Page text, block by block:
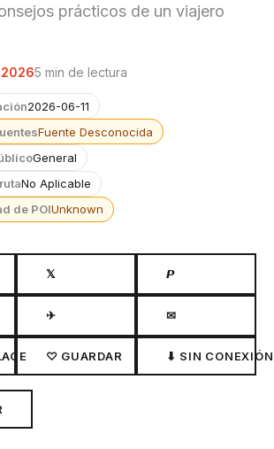
prácticos de un viajero
5 min de lectura
2026-06-11
Fuente Desconocida
General
No Aplicable
de POIUnknown
𝕏 𝙋
✈ ✉
♡ GUARDAR ⬇ SIN CONEXIÓN